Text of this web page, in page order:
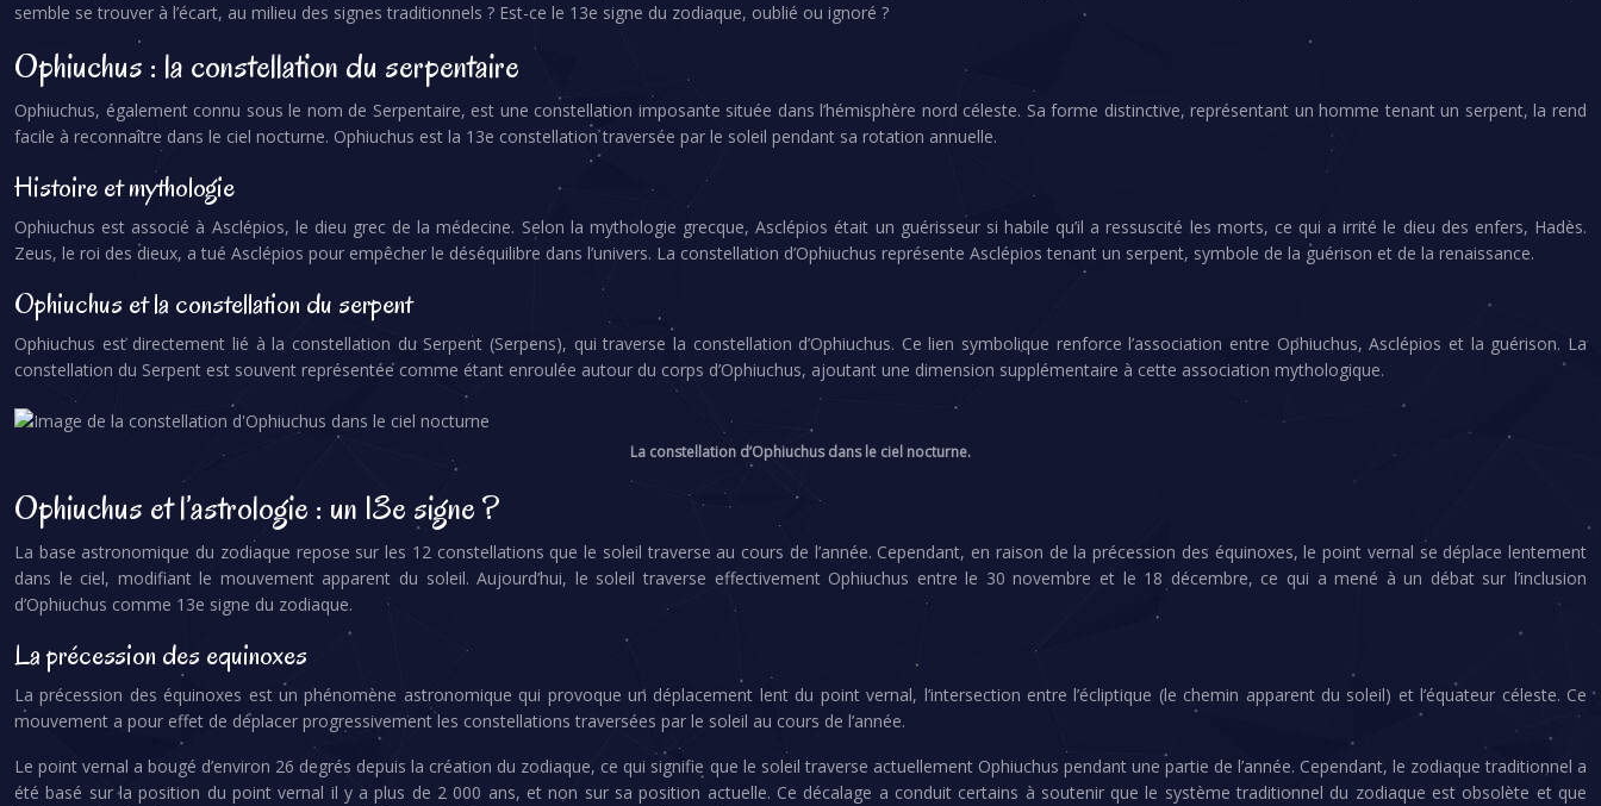
semble se trouver à l’écart, au milieu des signes traditionnels ? Est-ce le 13e signe du zodiaque, oublié ou ignoré ?
Ophiuchus : la constellation du serpentaire
Ophiuchus, également connu sous le nom de Serpentaire, est une constellation imposante située dans l’hémisphère nord céleste. Sa forme distinctive, représentant un homme tenant un serpent, la rend
facile à reconnaître dans le ciel nocturne. Ophiuchus est la 13e constellation traversée par le soleil pendant sa rotation annuelle.
Histoire et mythologie
Ophiuchus est associé à Asclépios, le dieu grec de la médecine. Selon la mythologie grecque, Asclépios était un guérisseur si habile qu’il a ressuscité les morts, ce qui a irrité le dieu des enfers, Hadès.
Zeus, le roi des dieux, a tué Asclépios pour empêcher le déséquilibre dans l’univers. La constellation d’Ophiuchus représente Asclépios tenant un serpent, symbole de la guérison et de la renaissance.
Ophiuchus et la constellation du serpent
Ophiuchus est directement lié à la constellation du Serpent (Serpens), qui traverse la constellation d’Ophiuchus. Ce lien symbolique renforce l’association entre Ophiuchus, Asclépios et la guérison. La
constellation du Serpent est souvent représentée comme étant enroulée autour du corps d’Ophiuchus, ajoutant une dimension supplémentaire à cette association mythologique.
La constellation d’Ophiuchus dans le ciel nocturne.
Ophiuchus et l’astrologie : un 13e signe ?
La base astronomique du zodiaque repose sur les 12 constellations que le soleil traverse au cours de l’année. Cependant, en raison de la précession des équinoxes, le point vernal se déplace lentement
dans le ciel, modifiant le mouvement apparent du soleil. Aujourd’hui, le soleil traverse effectivement Ophiuchus entre le 30 novembre et le 18 décembre, ce qui a mené à un débat sur l’inclusion
d’Ophiuchus comme 13e signe du zodiaque.
La précession des equinoxes
La précession des équinoxes est un phénomène astronomique qui provoque un déplacement lent du point vernal, l’intersection entre l’écliptique (le chemin apparent du soleil) et l’équateur céleste. Ce
mouvement a pour effet de déplacer progressivement les constellations traversées par le soleil au cours de l’année.
Le point vernal a bougé d’environ 26 degrés depuis la création du zodiaque, ce qui signifie que le soleil traverse actuellement Ophiuchus pendant une partie de l’année. Cependant, le zodiaque traditionnel a
été basé sur la position du point vernal il y a plus de 2 000 ans, et non sur sa position actuelle. Ce décalage a conduit certains à soutenir que le système traditionnel du zodiaque est obsolète et que